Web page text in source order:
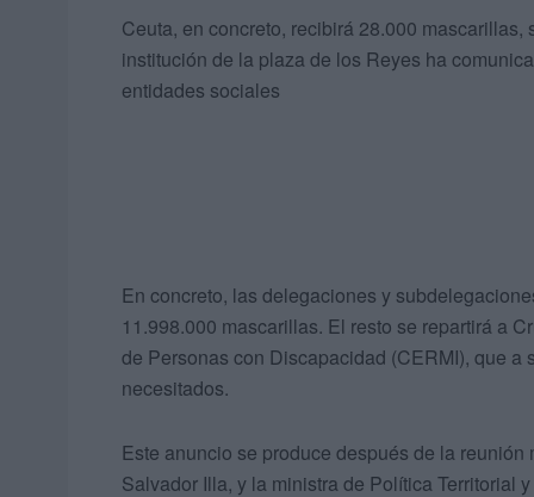
Ceuta, en concreto, recibirá 28.000
institución de la plaza de los Reyes ha
entidades sociales
En concreto, las delegaciones y
11.998.000 mascarillas. El resto se repartirá a
de Personas con Discapacidad (CERMI), que
necesitados.
Este anuncio se produce después de la
Salvador Illa, y la ministra de Política Territorial